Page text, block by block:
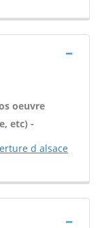
oeuvre
etc) -
d alsace